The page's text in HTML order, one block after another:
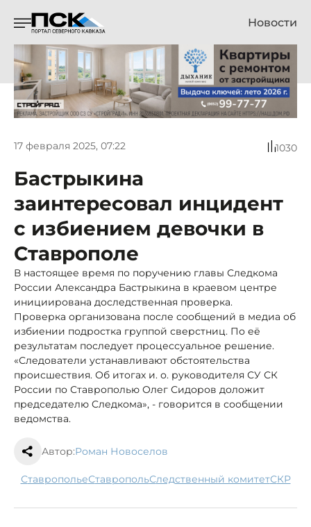
Новости
17 февраля 2025, 07:22 1030
Бастрыкина
заинтересовал инцидент
с избиением девочки в
Ставрополе
В настоящее время по поручению главы Следкома
России Александра Бастрыкина в краевом центре
инициирована доследственная проверка.
Проверка организована после сообщений в медиа об
избиении подростка группой сверстниц. По её
результатам последует процессуальное решение.
«Следователи устанавливают обстоятельства
происшествия. Об итогах и. о. руководителя СУ СК
России по Ставрополью Олег Сидоров доложит
председателю Cледкома», - говорится в сообщении
ведомства.
Автор:Роман Новоселов
Ставрополье Ставрополь следственный комитет СКР